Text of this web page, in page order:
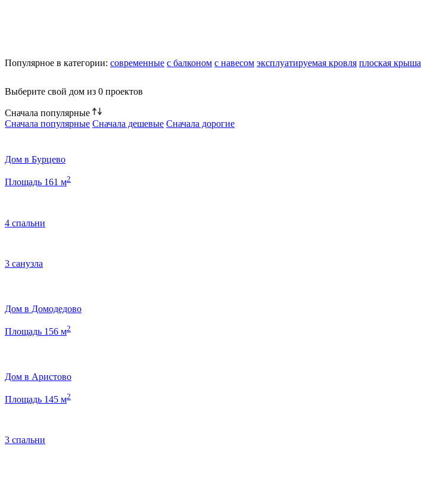
Популярное в категории: современные с балконом с навесом эксплуатируемая кровля плоская крыша
Выберите свой дом из 0 проектов
Сначала популярные
Сначала популярные Сначала дешевые Сначала дорогие
Дом в Бурцево
Площадь 161 м2
4 спальни
3 санузла
Дом в Домодедово
Площадь 156 м2
Дом в Аристово
Площадь 145 м2
3 спальни